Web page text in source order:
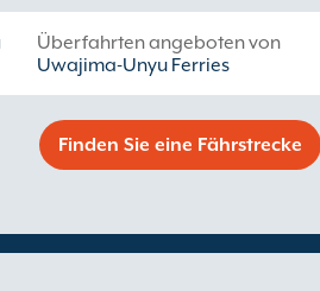
Überfahrten angeboten von
Uwajima-Unyu Ferries
Finden Sie eine Fährstrecke